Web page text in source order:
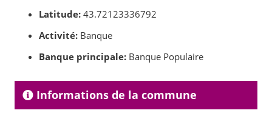
Latitude: 43.72123336792
Activité: Banque
Banque principale: Banque Populaire
Informations de la commune